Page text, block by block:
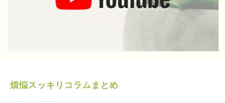
煩悩スッキリコラムまとめ